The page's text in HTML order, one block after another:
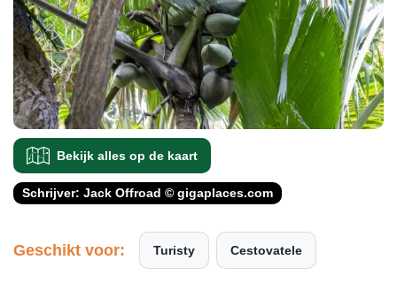
Bekijk alles op de kaart
Schrijver: Jack Offroad © gigaplaces.com
Geschikt voor: Turisty Cestovatele